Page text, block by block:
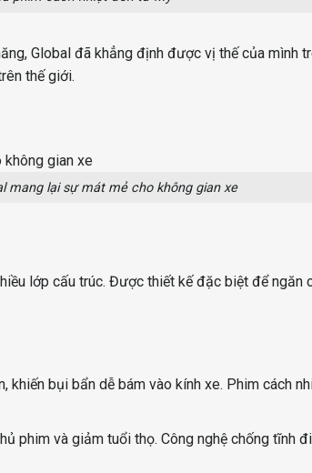
Global đã khẳng định được vị thế của mình
thế giới.
mang lại sự mát mẻ cho không gian xe
lớp cấu trúc. Được thiết kế đặc biệt để
khiến bụi bẩn dễ bám vào kính xe. Phim cách
phim và giảm tuổi thọ. Công nghệ chống tĩnh